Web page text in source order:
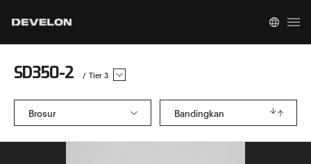
SD350-2 / Tier 3
Brosur Bandingkan